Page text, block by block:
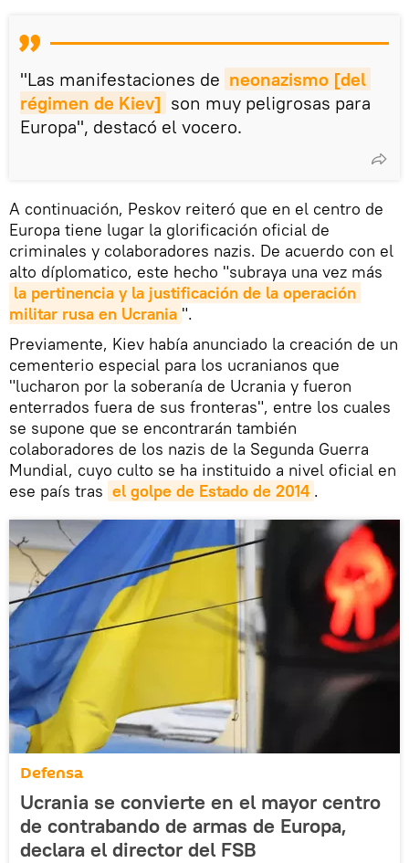
"Las manifestaciones de neonazismo [del
régimen de Kiev] son muy peligrosas para
Europa", destacó el vocero.
A continuación, Peskov reiteró que en el centro de
Europa tiene lugar la glorificación oficial de
criminales y colaboradores nazis. De acuerdo con el
alto díplomatico, este hecho "subraya una vez más
la pertinencia y la justificación de la operación
militar rusa en Ucrania ".
Previamente, Kiev había anunciado la creación de un
cementerio especial para los ucranianos que
"lucharon por la soberanía de Ucrania y fueron
enterrados fuera de sus fronteras", entre los cuales
se supone que se encontrarán también
colaboradores de los nazis de la Segunda Guerra
Mundial, cuyo culto se ha instituido a nivel oficial en
ese país tras el golpe de Estado de 2014 .
Defensa
Ucrania se convierte en el mayor centro
de contrabando de armas de Europa,
declara el director del FSB